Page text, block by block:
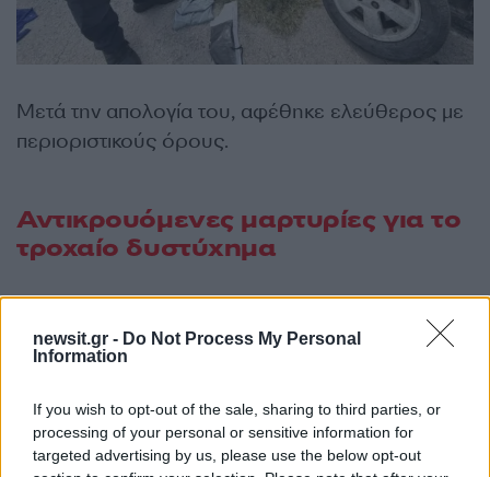
newsit.gr - Do Not Process My Personal
Information
If you wish to opt-out of the sale, sharing to third parties, or
processing of your personal or sensitive information for
targeted advertising by us, please use the below opt-out
Μετά την απολογία του, αφέθηκε ελεύθερος με
περιοριστικούς όρους.
Αντικρουόμενες μαρτυρίες για το
τροχαίο δυστύχημα
μεγάλη ταχύτητα αν και υποστηρίζει πως το
τροχαίο δυστύχημα προκλήθηκε όταν τα θύματα
παραβίασαν το κόκκινο φανάρι, πάνω σε στροφή
με αποτέλεσμα να μην προλάβει να φρενάρει.